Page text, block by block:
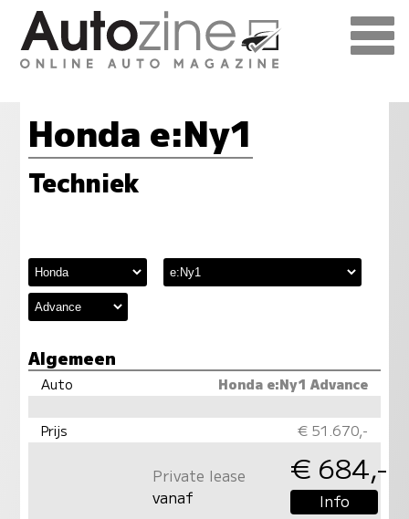
Honda e:Ny1
Techniek
Algemeen
Auto Honda e:Ny1 Advance
Prijs € 51.670,-
Private lease
vanaf
€ 684,-
Info